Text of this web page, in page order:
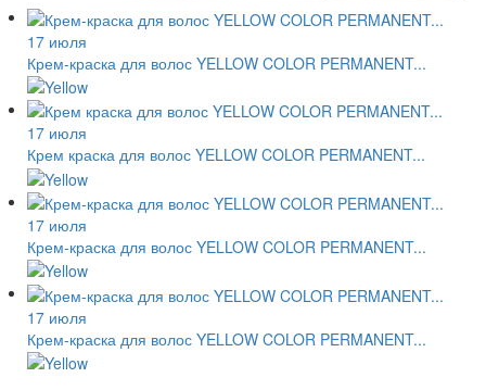
17 июля
Крем-краска для волос YELLOW COLOR PERMANENT...
17 июля
Крем краска для волос YELLOW COLOR PERMANENT...
17 июля
Крем-краска для волос YELLOW COLOR PERMANENT...
17 июля
Крем-краска для волос YELLOW COLOR PERMANENT...